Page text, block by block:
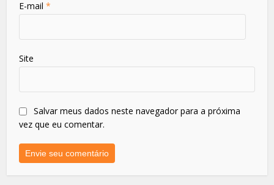
E-mail*
Site
Salvar meus dados neste navegador para a próxima
vez que eu comentar.